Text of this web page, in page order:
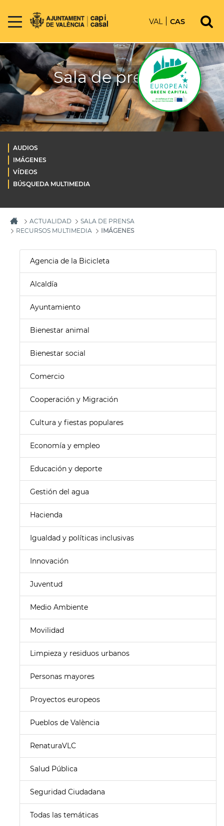
VAL CAS
Sala de prensa
AUDIOS
IMÁGENES
VÍDEOS
BÚSQUEDA MULTIMEDIA
ACTUALIDAD
SALA DE PRENSA
RECURSOS MULTIMEDIA
IMÁGENES
Agencia de la Bicicleta
Alcaldía
Ayuntamiento
Bienestar animal
Bienestar social
Comercio
Cooperación y Migración
Cultura y fiestas populares
Economía y empleo
Educación y deporte
Gestión del agua
Hacienda
Igualdad y políticas inclusivas
Innovación
Juventud
Medio Ambiente
Movilidad
Limpieza y residuos urbanos
Personas mayores
Proyectos europeos
Pueblos de València
RenaturaVLC
Salud Pública
Seguridad Ciudadana
Todas las temáticas